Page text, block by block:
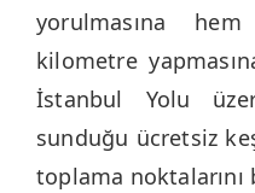
yorulmasına
kilometre
İstanbul Yolu
sunduğu ücretsiz
toplama noktalarını